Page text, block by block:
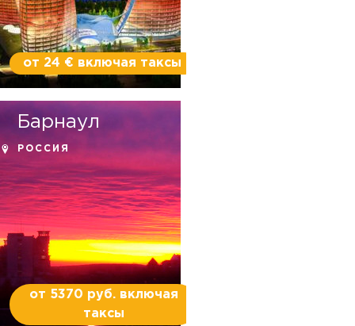
от 24 € включая таксы
Барнаул
РОССИЯ
от 5370 руб. включая
таксы